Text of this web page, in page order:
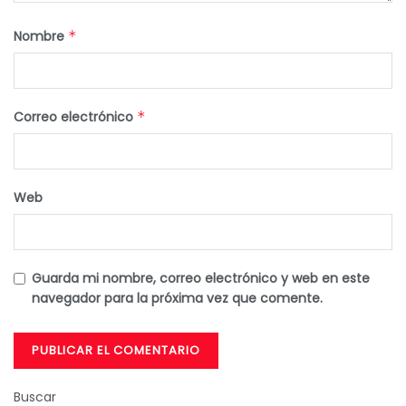
Nombre *
Correo electrónico *
Web
Guarda mi nombre, correo electrónico y web en este
navegador para la próxima vez que comente.
Buscar